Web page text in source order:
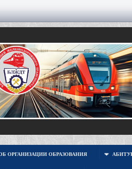
ОРГАНИЗАЦИИ ОБРАЗОВАНИЯ